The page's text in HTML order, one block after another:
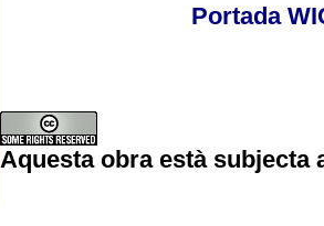
Portada
Aquesta obra està subjecta